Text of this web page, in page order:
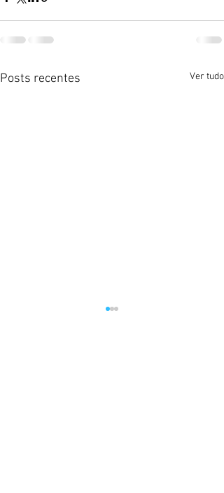
Posts recentes Ver tudo